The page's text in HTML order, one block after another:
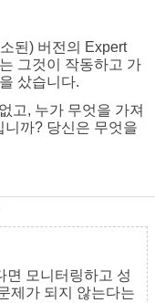
된) 버전의 Expert
그것이 작동하고 가
샀습니다.
고, 누가 무엇을 가져
까? 당신은 무엇을
면 모니터링하고 성
제가 되지 않는다는